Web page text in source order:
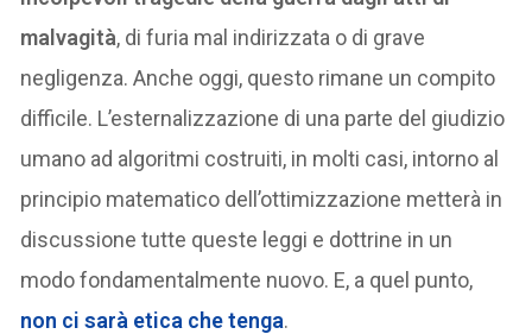
malvagità, di furia mal indirizzata o di grave
negligenza. Anche oggi, questo rimane un compito
difficile. L’esternalizzazione di una parte del giudizio
umano ad algoritmi costruiti, in molti casi, intorno al
principio matematico dell’ottimizzazione metterà in
discussione tutte queste leggi e dottrine in un
modo fondamentalmente nuovo. E, a quel punto,
non ci sarà etica che tenga.